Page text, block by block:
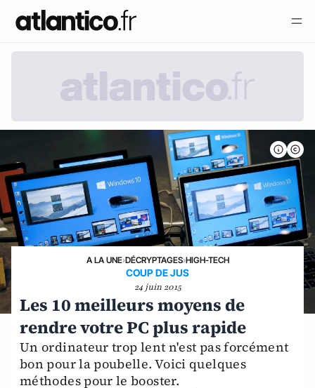
A LA UNE›DÉCRYPTAGES›HIGH-TECH
COUP DE JUS
24 juin 2015
Les 10 meilleurs moyens de
rendre votre PC plus rapide
Un ordinateur trop lent n'est pas forcément
bon pour la poubelle. Voici quelques
méthodes pour le booster.